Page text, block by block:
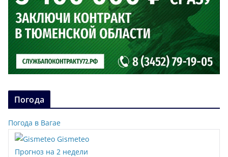
Погода
Погода в Вагае
Gismeteo
Прогноз на 2 недели